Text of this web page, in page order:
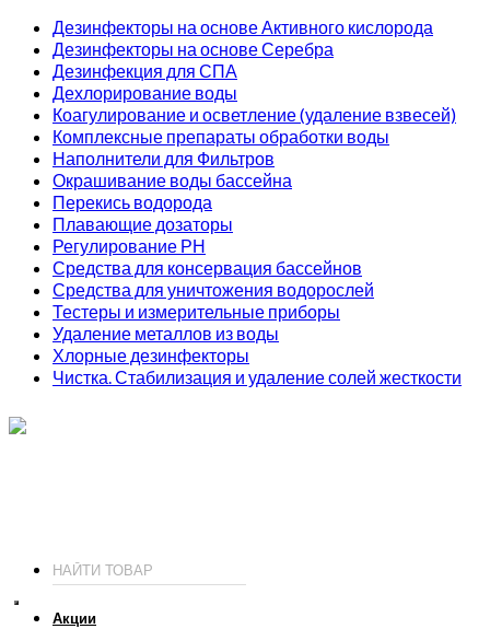
Дезинфекторы на основе Активного кислорода
Дезинфекторы на основе Серебра
Дезинфекция для СПА
Дехлорирование воды
Коагулирование и осветление (удаление взвесей)
Комплексные препараты обработки воды
Наполнители для Фильтров
Окрашивание воды бассейна
Перекись водорода
Плавающие дозаторы
Регулирование РН
Средства для консервация бассейнов
Средства для уничтожения водорослей
Тестеры и измерительные приборы
Удаление металлов из воды
Хлорные дезинфекторы
Чистка. Стабилизация и удаление солей жесткости
Акции